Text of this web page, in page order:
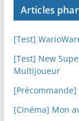
Articles
[Test]
[Test] New
Multijoueur
[Cinéma] Mon